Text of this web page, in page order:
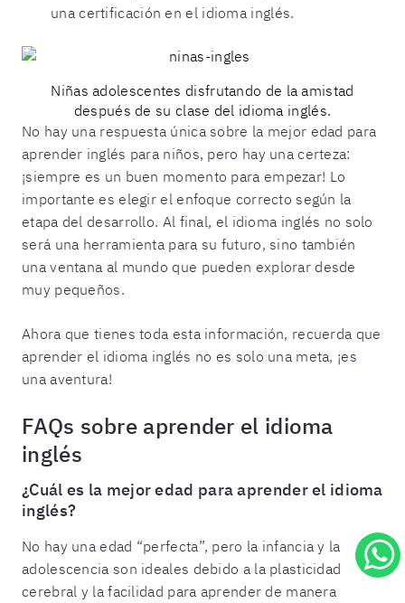
una certificación en el idioma inglés.
Niñas adolescentes disfrutando de la amistad
después de su clase del idioma inglés.
No hay una respuesta única sobre la mejor edad para
aprender inglés para niños, pero hay una certeza:
¡siempre es un buen momento para empezar! Lo
importante es elegir el enfoque correcto según la
etapa del desarrollo. Al final, el idioma inglés no solo
será una herramienta para su futuro, sino también
una ventana al mundo que pueden explorar desde
muy pequeños.
Ahora que tienes toda esta información, recuerda que
aprender el idioma inglés no es solo una meta, ¡es
una aventura!
FAQs sobre aprender el idioma
inglés
¿Cuál es la mejor edad para aprender el idioma
inglés?
No hay una edad “perfecta”, pero la infancia y la
adolescencia son ideales debido a la plasticidad
cerebral y la facilidad para aprender de manera